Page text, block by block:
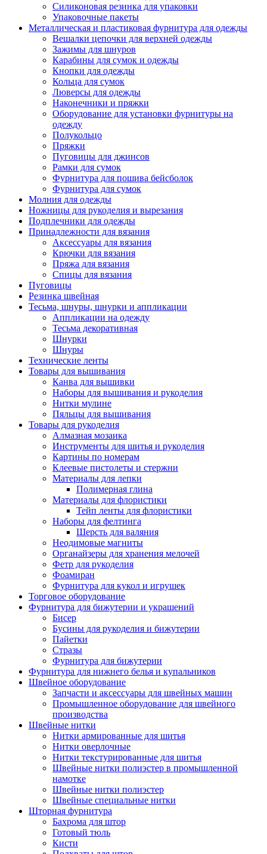
Силиконовая резинка для упаковки
Упаковочные пакеты
Металлическая и пластиковая фурнитура для одежды
Вешалки цепочки для верхней одежды
Зажимы для шнуров
Карабины для сумок и одежды
Кнопки для одежды
Кольца для сумок
Люверсы для одежды
Наконечники и пряжки
Оборудование для установки фурнитуры на
одежду
Полукольцо
Пряжки
Пуговицы для джинсов
Рамки для сумок
Фурнитура для пошива бейсболок
Фурнитура для сумок
Молния для одежды
Ножницы для рукоделия и вырезания
Подплечники для одежды
Принадлежности для вязания
Аксессуары для вязания
Крючки для вязания
Пряжа для вязания
Спицы для вязания
Пуговицы
Резинка швейная
Тесьма, шнуры, шнурки и аппликации
Аппликации на одежду
Тесьма декоративная
Шнурки
Шнуры
Технические ленты
Товары для вышивания
Канва для вышивки
Наборы для вышивания и рукоделия
Нитки мулине
Пяльцы для вышивания
Товары для рукоделия
Алмазная мозаика
Инструменты для шитья и рукоделия
Картины по номерам
Клеевые пистолеты и стержни
Материалы для лепки
Полимерная глина
Материалы для флористики
Тейп ленты для флористики
Наборы для фелтинга
Шерсть для валяния
Неодимовые магниты
Органайзеры для хранения мелочей
Фетр для рукоделия
Фоамиран
Фурнитура для кукол и игрушек
Торговое оборудование
Фурнитура для бижутерии и украшений
Бисер
Бусины для рукоделия и бижутерии
Пайетки
Стразы
Фурнитура для бижутерии
Фурнитура для нижнего белья и купальников
Швейное оборудование
Запчасти и аксессуары для швейных машин
Промышленное оборудование для швейного
производства
Швейные нитки
Нитки армированные для шитья
Нитки оверлочные
Нитки текстурированные для шитья
Швейные нитки полиэстер в промышленной
намотке
Швейные нитки полиэстер
Швейные специальные нитки
Шторная фурнитура
Бахрома для штор
Готовый тюль
Кисти